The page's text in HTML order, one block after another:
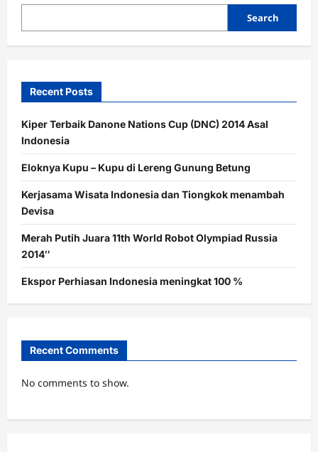
Search
Recent Posts
Kiper Terbaik Danone Nations Cup (DNC) 2014 Asal
Indonesia
Eloknya Kupu – Kupu di Lereng Gunung Betung
Kerjasama Wisata Indonesia dan Tiongkok menambah
Devisa
Merah Putih Juara 11th World Robot Olympiad Russia
2014″
Ekspor Perhiasan Indonesia meningkat 100 %
Recent Comments
No comments to show.